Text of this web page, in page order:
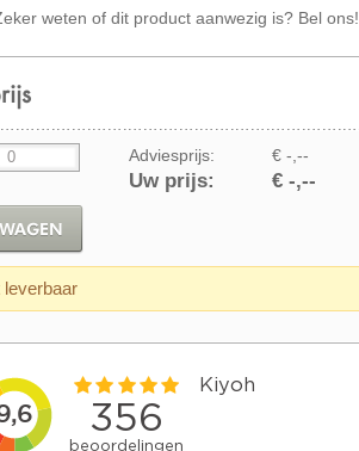
weten of dit product aanwezig is? Bel ons!
Adviesprijs: € -,--
Uw prijs: € -,--
leverbaar